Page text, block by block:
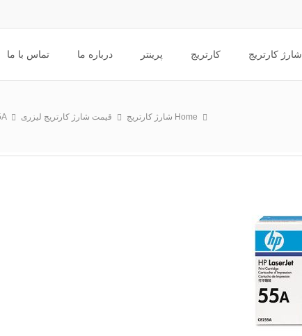
شارژ کارتریج کارتریج پرینتر درباره ما تماس با ما
Home شارژ کارتریج قیمت شارژ کارتریج لیزری hp 55A